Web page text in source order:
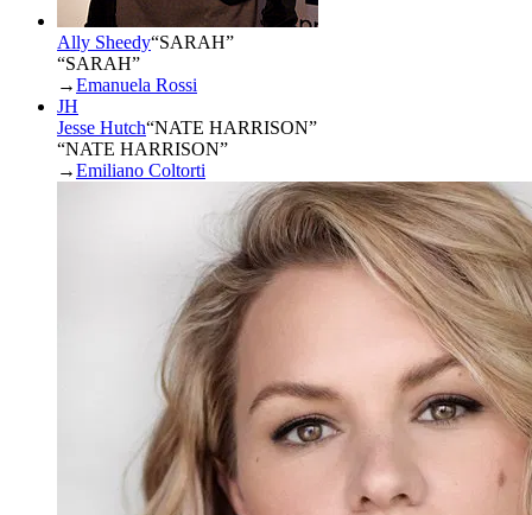
Ally Sheedy“SARAH”
“SARAH”
→Emanuela Rossi
JH
Jesse Hutch“NATE HARRISON”
“NATE HARRISON”
→Emiliano Coltorti